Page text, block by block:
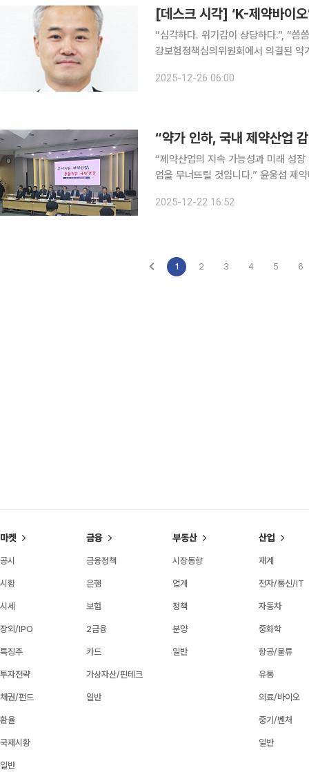
[데스크 시각] ‘K-제약바이
“심각하다. 위기감이 상당하다.”, “씀씀이 줄이
강보험정책심의위원회에서 의결된 약
제네릭(복제약)과 특허만료 의약품
2025-12-26 06:00
“약가 인하, 국내 제약산업
“제약산업의 지속 가능성과 미래 성
업을 무너뜨릴 것입니다.” 윤웅섭 제약바이오산업 발전을 위한 약가제도 개편 비상대책위원회 공동
기자회견에서 정부의 약가제도 개편
2025-12-22 16:52
1 2 3 4 5 6
마켓
공시
시황
시세
장외/IPO
특징주
투자전략
채권/펀드
환율
국제시황
일반
금융
금융정책
은행
보험
2금융
카드
가상자산/핀테크
일반
부동산
시장동향
업계
정책
분양
일반
산업
재계
전자/통신/IT
자동차
중화학
항공/물류
유통
의료/바이오
중기/벤처
일반